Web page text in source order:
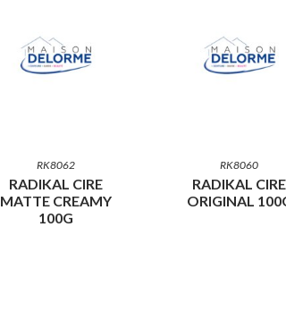
RK8062
RADIKAL CIRE
MATTE CREAMY
100G
RK8060
RADIKAL CIRE
ORIGINAL